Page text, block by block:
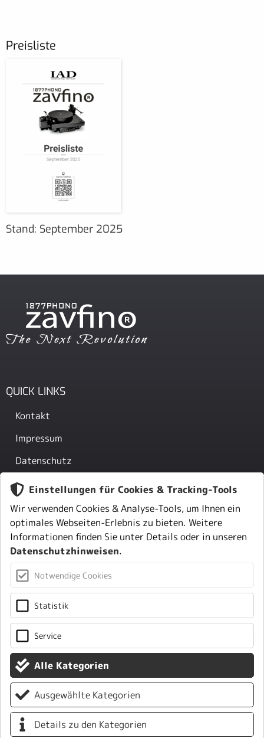
Preisliste
Stand: September 2025
QUICK LINKS
Kontakt
Impressum
Datenschutz
IAD GMBH
Johann-Georg-Halske-Str. 11
41352 Korschenbroich
Deutschland
Tel.+49(0)2161-61783-0
E-Mail:service
UP TO DATE
Einstellungen für Cookies & Tracking-Tools
Wir verwenden Cookies & Analyse-Tools, um Ihnen ein
optimales Webseiten-Erlebnis zu bieten. Weitere
Informationen finden Sie unter Details oder in unseren
Datenschutzhinweisen.
Notwendige Cookies
Statistik
Service
Alle Kategorien
Ausgewählte Kategorien
Details zu den Kategorien